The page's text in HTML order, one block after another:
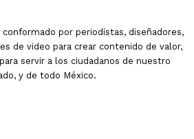
por periodistas, diseñadores,
de video para crear contenido de valor,
servir a los ciudadanos de nuestro
y de todo México.